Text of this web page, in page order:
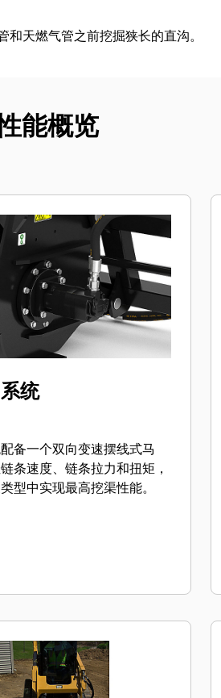
天燃气管之前挖掘狭长的直沟。
能概览
统
备一个双向变速摆线式马
条速度、链条拉力和扭矩，
型中实现最高挖渠性能。